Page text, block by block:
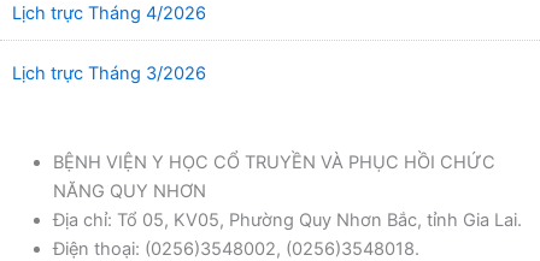
Lịch trực Tháng 4/2026
Lịch trực Tháng 3/2026
BỆNH VIỆN Y HỌC CỔ TRUYỀN VÀ PHỤC HỒI CHỨC
NĂNG QUY NHƠN
Địa chỉ: Tổ 05, KV05, Phường Quy Nhơn Bắc, tỉnh Gia Lai.
Điện thoại: (0256)3548002, (0256)3548018.